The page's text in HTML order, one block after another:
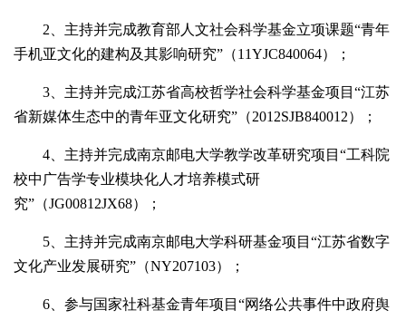
2 、主持并完成教育部人文社会科学基金立项课题“青年
手机亚文化的建构及其影响研究”（11YJC840064）；
3 、主持并完成江苏省高校哲学社会科学基金项目“江苏
省新媒体生态中的青年亚文化研究”（2012SJB840012）；
4 、主持并完成南京邮电大学教学改革研究项目“工科院
校中广告学专业模块化人才培养模式研
究”（JG00812JX68）；
5 、主持并完成南京邮电大学科研基金项目“江苏省数字
文化产业发展研究”（NY207103）；
6 、参与国家社科基金青年项目“网络公共事件中政府舆